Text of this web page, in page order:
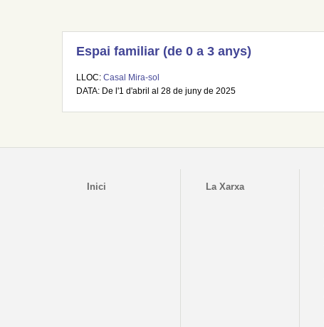
Espai familiar (de 0 a 3 anys)
LLOC: Casal Mira-sol
DATA: De l'1 d'abril al 28 de juny de 2025
Inici La Xarxa